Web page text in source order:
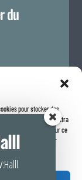
pour stocker des
nous permettra
identifiants uniques sur ce
un effet négatif sur
du